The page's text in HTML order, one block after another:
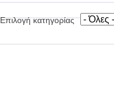
Επιλογή κατηγορίας